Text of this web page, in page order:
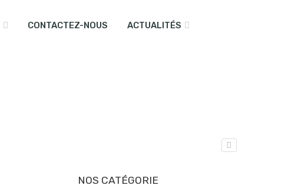
CONTACTEZ-NOUS ACTUALITÉS
NOS CATÉGORIE